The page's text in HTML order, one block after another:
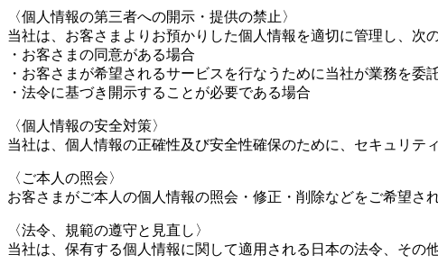
〈個人情報の第三者への開示・提供の禁止〉
当社は、お客さまよりお預かりした個人情報を適切に管理し、次
・お客さまの同意がある場合
・お客さまが希望されるサービスを行なうために当社が業務を委
・法令に基づき開示することが必要である場合
〈個人情報の安全対策〉
当社は、個人情報の正確性及び安全性確保のために、セキュリテ
〈ご本人の照会〉
お客さまがご本人の個人情報の照会・修正・削除などをご希望さ
〈法令、規範の遵守と見直し〉
当社は、保有する個人情報に関して適用される日本の法令、その